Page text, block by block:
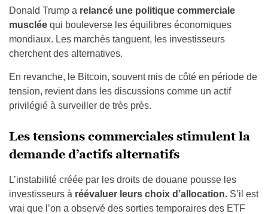
Donald Trump a relancé une politique commerciale
musclée qui bouleverse les équilibres économiques
mondiaux. Les marchés tanguent, les investisseurs
cherchent des alternatives.
En revanche, le Bitcoin, souvent mis de côté en période de
tension, revient dans les discussions comme un actif
privilégié à surveiller de très près.
Les tensions commerciales stimulent la
demande d’actifs alternatifs
L’instabilité créée par les droits de douane pousse les
investisseurs à réévaluer leurs choix d’allocation. S’il est
vrai que l’on a observé des sorties temporaires des ETF